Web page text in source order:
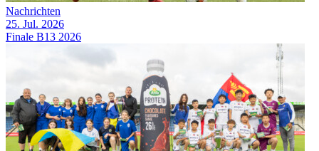
Nachrichten
25. Jul. 2026
Finale B13 2026